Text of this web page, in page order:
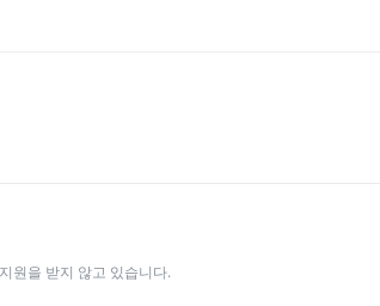
원을 받지 않고 있습니다.